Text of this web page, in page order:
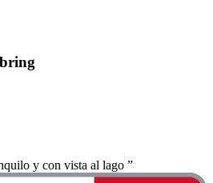
y con vista al lago ”